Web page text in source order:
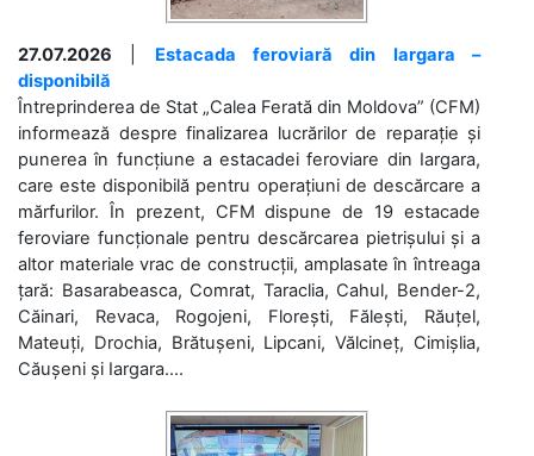
27.07.2026
Estacada feroviară din Iargara –
disponibilă
Întreprinderea de Stat „Calea Ferată din Moldova” (CFM)
informează despre finalizarea lucrărilor de reparație și
punerea în funcțiune a estacadei feroviare din Iargara,
care este disponibilă pentru operațiuni de descărcare a
mărfurilor. În prezent, CFM dispune de 19 estacade
feroviare funcționale pentru descărcarea pietrișului și a
altor materiale vrac de construcții, amplasate în întreaga
țară: Basarabeasca, Comrat, Taraclia, Cahul, Bender-2,
Căinari, Revaca, Rogojeni, Florești, Fălești, Răuțel,
Mateuți, Drochia, Brătușeni, Lipcani, Vălcineț, Cimișlia,
Căușeni și Iargara....